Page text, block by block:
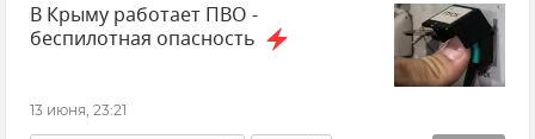
В Крыму работает ПВО -
беспилотная опасность
13 июня, 23:21